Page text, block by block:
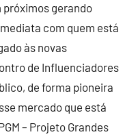
gerando
com quem está
às novas
de Influenciadores
de forma pioneira
mercado que está
– Projeto Grandes